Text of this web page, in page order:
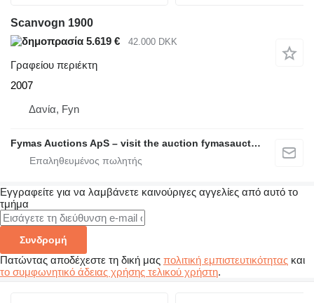
Scanvogn 1900
5.619 €
42.000 DKK
Γραφείου περιέκτη
2007
Δανία, Fyn
Fymas Auctions ApS – visit the auction fymasauctions.dk
Εγγραφείτε για να λαμβάνετε καινούριγες αγγελίες από αυτό το
τμήμα
Συνδρομή
Πατώντας αποδέχεστε τη δική μας πολιτική εμπιστευτικότητας και
το συμφωνητικό άδειας χρήσης τελικού χρήστη.